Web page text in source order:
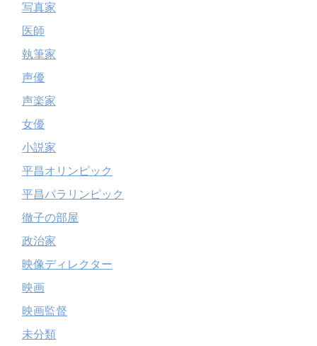
写真家
医師
執筆家
声優
声楽家
女優
小説家
平昌オリンピック
平昌パラリンピック
徹子の部屋
政治家
映像ディレクター
映画
映画監督
未分類